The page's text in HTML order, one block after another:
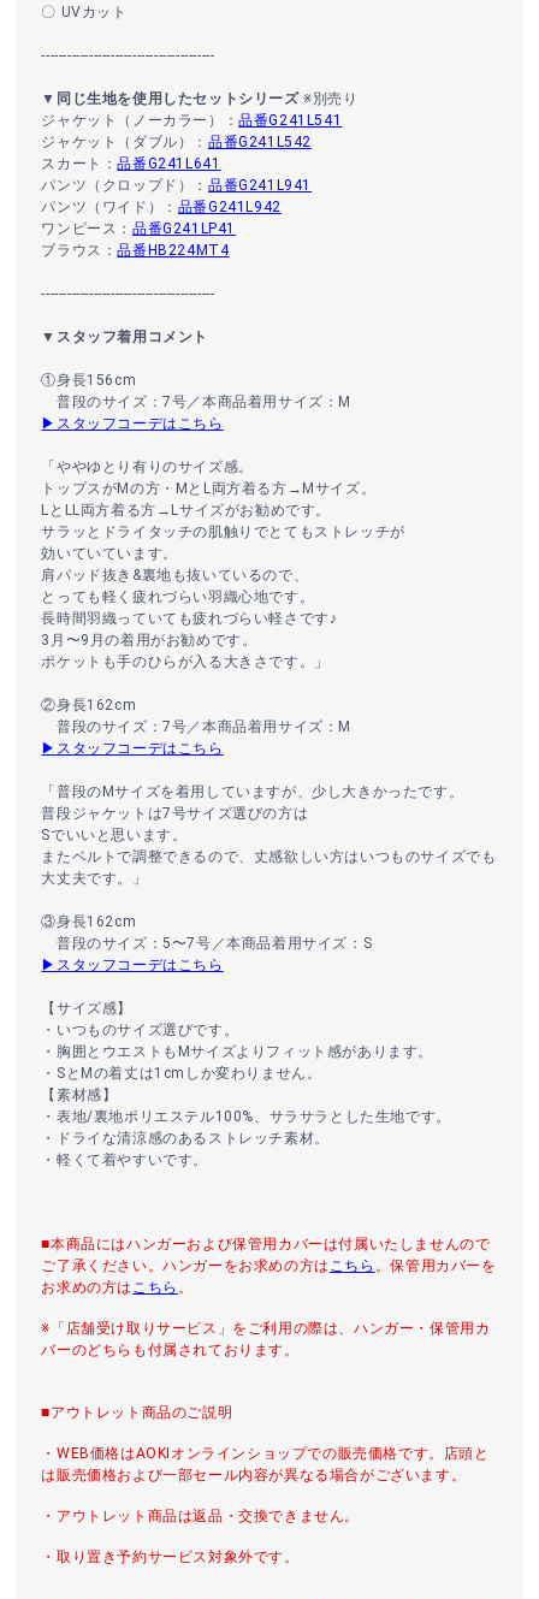
〇 UVカット
----------------------------------------
▼同じ生地を使用したセットシリーズ※別売り
ジャケット（ノーカラー）：品番G241L541
ジャケット（ダブル）：品番G241L542
スカート：品番G241L641
パンツ（クロップド）：品番G241L941
パンツ（ワイド）： 品番G241L942
ワンピース：品番G241LP41
ブラウス：品番HB224MT4
----------------------------------------
▼スタッフ着用コメント
①身長156cm
普段のサイズ：7号／本商品着用サイズ：M
▶スタッフコーデはこちら
「ややゆとり有りのサイズ感。
トップスがMの方・MとL両方着る方→Mサイズ。
LとLL両方着る方→Lサイズがお勧めです。
サラッとドライタッチの肌触りでとてもストレッチが
効いていています。
肩パッド抜き&裏地も抜いているので、
とっても軽く疲れづらい羽織心地です。
長時間羽織っていても疲れづらい軽さです♪
3月〜9月の着用がお勧めです。
ポケットも手のひらが入る大きさです。」
②身長162cm
普段のサイズ：7号／本商品着用サイズ：M
▶スタッフコーデはこちら
「普段のMサイズを着用していますが、少し大きかったです。
普段ジャケットは7号サイズ選びの方は
Sでいいと思います。
またベルトで調整できるので、丈感欲しい方はいつものサイズでも
大丈夫です。」
③身長162cm
普段のサイズ：5〜7号／本商品着用サイズ：S
▶スタッフコーデはこちら
【サイズ感】
・いつものサイズ選びです。
・胸囲とウエストもMサイズよりフィット感があります。
・SとMの着丈は1cmしか変わりません。
【素材感】
・表地/裏地ポリエステル100%、サラサラとした生地です。
・ドライな清涼感のあるストレッチ素材。
・軽くて着やすいです。
■本商品にはハンガーおよび保管用カバーは付属いたしませんので
ご了承ください。ハンガーをお求めの方は こちら 。保管用カバーを
お求めの方は こちら 。
※「店舗受け取りサービス」をご利用の際は、ハンガー・保管用カ
バーのどちらも付属されております。
■アウトレット商品のご説明
・WEB価格はAOKIオンラインショップでの販売価格です。店頭と
は販売価格および一部セール内容が異なる場合がございます。
・アウトレット商品は返品・交換できません。
・取り置き予約サービス対象外です。